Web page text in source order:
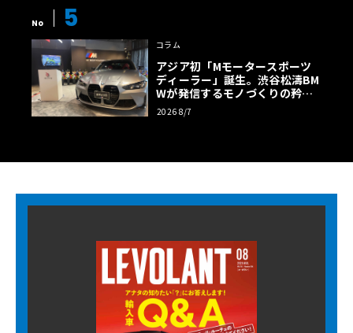
No 5
コラム
アジア初「Mモータースポーツ
ディーラー」誕生。渋谷松濤BM
Wが発信するモノづくりの矜持
【木下隆之コラム】
2026 8/7